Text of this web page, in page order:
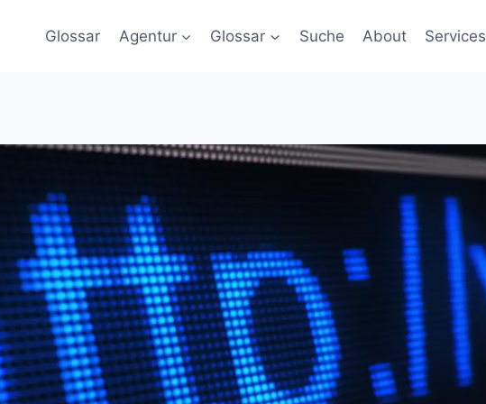
Glossar Agentur Glossar Suche About Services